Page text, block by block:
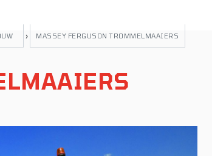
› MASSEY FERGUSON TROMMELMAAIERS